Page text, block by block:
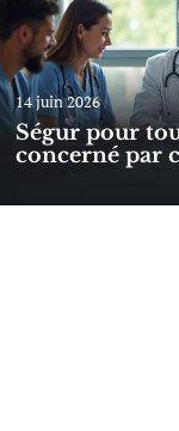
14 juin 2026
Ségur pour
concerné par